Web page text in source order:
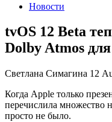
Новости
tvOS 12 Beta
Dolby Atmos
Светлана Симагина 12
Когда Apple только
перечислила множество
просто не было.